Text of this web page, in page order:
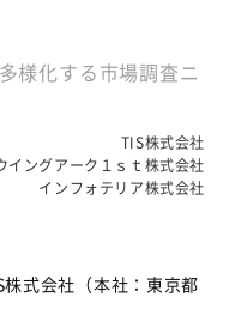
様化する市場調査ニ
TIS株式会社
イングアーク１ｓｔ株式会社
インフォテリア株式会社
式会社（本社：東京都